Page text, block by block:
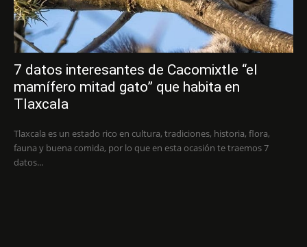
7 datos interesantes de Cacomixtle “el
mamífero mitad gato” que habita en
Tlaxcala
Tlaxcala es un estado rico en cultura, tradiciones, historia, flora,
fauna y buena comida, por lo que en esta ocasión te traemos 7
datos...